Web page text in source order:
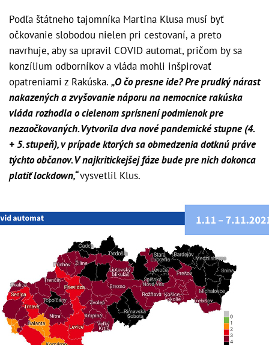
Podľa štátneho tajomníka Martina Klusa musí byť
očkovanie slobodou nielen pri cestovaní, a preto
navrhuje, aby sa upravil COVID automat, pričom by sa
konzílium odborníkov a vláda mohli inšpirovať
opatreniami z Rakúska. „O čo presne ide? Pre prudký nárast
nakazených a zvyšovanie náporu na nemocnice rakúska
vláda rozhodla o cielenom sprísnení podmienok pre
nezaočkovaných. Vytvorila dva nové pandemické stupne (4.
+ 5. stupeň), v prípade ktorých sa obmedzenia dotknú práve
týchto občanov. V najkritickejšej fáze bude pre nich dokonca
platiť lockdown,“vysvetlil Klus.